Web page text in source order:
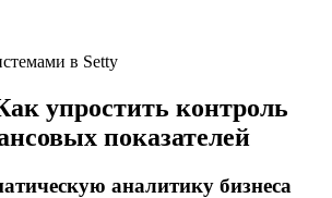
в Setty
упростить контроль
показателей
аналитику бизнеса